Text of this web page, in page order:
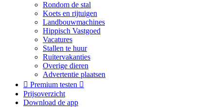
Rondom de stal
Koets en rijtuigen
Landbouwmachines
Hippisch Vastgoed
Vacatures
Stallen te huur
Ruitervakanties
Overige dieren
Advertentie plaatsen
 Premium testen 
Prijsoverzicht
Download de app